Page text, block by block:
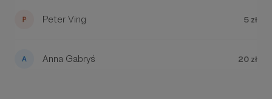
Peter Ving 5 zł
Anna Gabryś 20 zł